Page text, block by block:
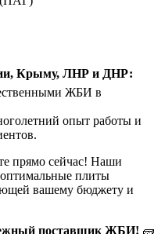
Крыму, ЛНР и ДНР:
ЖБИ в
опыт работы и
прямо сейчас! Наши
плиты
вашему бюджету и
поставщик ЖБИ! 🧱